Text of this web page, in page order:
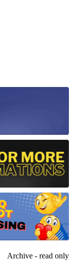
Archive - read only